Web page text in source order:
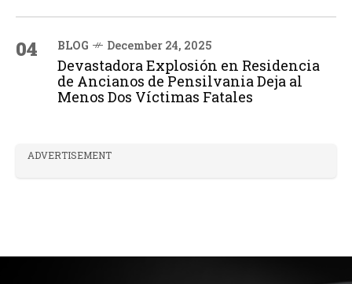
04 BLOG December 24, 2025
Devastadora Explosión en Residencia
de Ancianos de Pensilvania Deja al
Menos Dos Víctimas Fatales
ADVERTISEMENT